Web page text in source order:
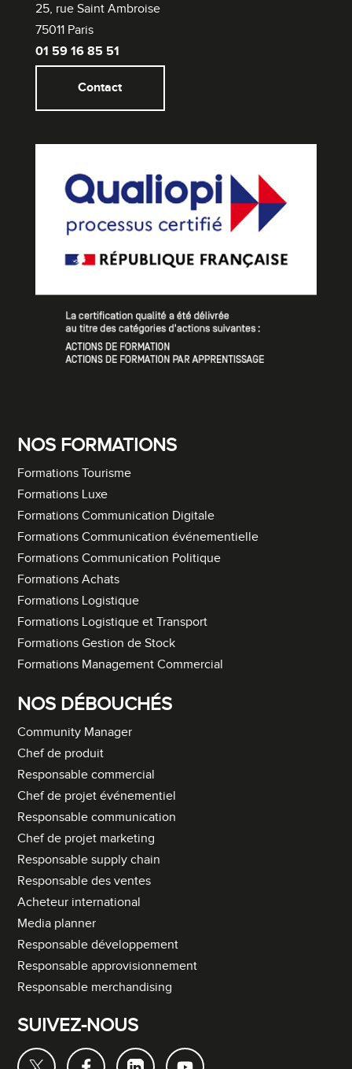
25, rue Saint Ambroise
75011 Paris
01 59 16 85 51
Contact
NOS FORMATIONS
Formations Tourisme
Formations Luxe
Formations Communication Digitale
Formations Communication événementielle
Formations Communication Politique
Formations Achats
Formations Logistique
Formations Logistique et Transport
Formations Gestion de Stock
Formations Management Commercial
NOS DÉBOUCHÉS
Community Manager
Chef de produit
Responsable commercial
Chef de projet événementiel
Responsable communication
Chef de projet marketing
Responsable supply chain
Responsable des ventes
Acheteur international
Media planner
Responsable développement
Responsable approvisionnement
Responsable merchandising
SUIVEZ-NOUS